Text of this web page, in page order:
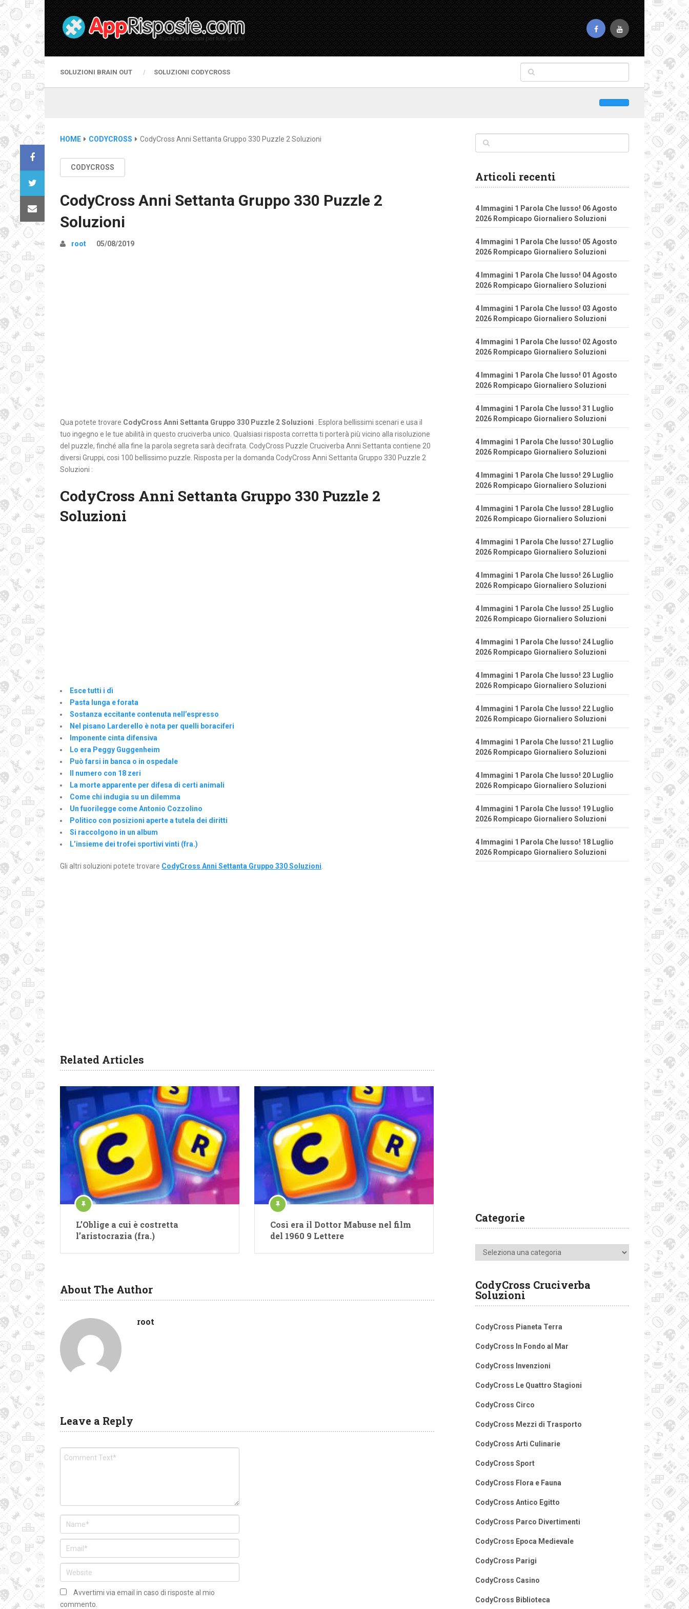
SOLUZIONI BRAIN OUT SOLUZIONI CODYCROSS
HOME CODYCROSS CodyCross Anni Settanta Gruppo 330 Puzzle 2 Soluzioni
CODYCROSS
CodyCross Anni Settanta Gruppo 330 Puzzle 2
Soluzioni
root 05/08/2019
Qua potete trovare CodyCross Anni Settanta Gruppo 330 Puzzle 2 Soluzioni
. Esplora bellissimi scenari e usa il
tuo ingegno e le tue abilità in questo cruciverba unico. Qualsiasi risposta corretta ti porterà più vicino alla risoluzione
del puzzle, finché alla fine la parola segreta sarà decifrata. CodyCross Puzzle Cruciverba Anni Settanta contiene 20
diversi Gruppi, cosi 100 bellissimo puzzle. Risposta per la domanda CodyCross Anni Settanta Gruppo 330 Puzzle 2
Soluzioni :
CodyCross Anni Settanta Gruppo 330 Puzzle 2
Soluzioni
Esce tutti i dì
Pasta lunga e forata
Sostanza eccitante contenuta nell’espresso
Nel pisano Larderello è nota per quelli boraciferi
Imponente cinta difensiva
Lo era Peggy Guggenheim
Può farsi in banca o in ospedale
Il numero con 18 zeri
La morte apparente per difesa di certi animali
Come chi indugia su un dilemma
Un fuorilegge come Antonio Cozzolino
Politico con posizioni aperte a tutela dei diritti
Si raccolgono in un album
L’insieme dei trofei sportivi vinti (fra.)
Gli altri soluzioni potete trovare CodyCross Anni Settanta Gruppo 330 Soluzioni
Related Articles
L’Oblige a cui è costretta
l’aristocrazia (fra.)
Così era il Dottor Mabuse nel film
del 1960 9 Lettere
About The Author
root
Leave a Reply
Avvertimi via email in caso di risposte al mio
commento.
Articoli recenti
4 Immagini 1 Parola Che lusso! 06 Agosto
2026 Rompicapo Giornaliero Soluzioni
4 Immagini 1 Parola Che lusso! 05 Agosto
2026 Rompicapo Giornaliero Soluzioni
4 Immagini 1 Parola Che lusso! 04 Agosto
2026 Rompicapo Giornaliero Soluzioni
4 Immagini 1 Parola Che lusso! 03 Agosto
2026 Rompicapo Giornaliero Soluzioni
4 Immagini 1 Parola Che lusso! 02 Agosto
2026 Rompicapo Giornaliero Soluzioni
4 Immagini 1 Parola Che lusso! 01 Agosto
2026 Rompicapo Giornaliero Soluzioni
4 Immagini 1 Parola Che lusso! 31 Luglio
2026 Rompicapo Giornaliero Soluzioni
4 Immagini 1 Parola Che lusso! 30 Luglio
2026 Rompicapo Giornaliero Soluzioni
4 Immagini 1 Parola Che lusso! 29 Luglio
2026 Rompicapo Giornaliero Soluzioni
4 Immagini 1 Parola Che lusso! 28 Luglio
2026 Rompicapo Giornaliero Soluzioni
4 Immagini 1 Parola Che lusso! 27 Luglio
2026 Rompicapo Giornaliero Soluzioni
4 Immagini 1 Parola Che lusso! 26 Luglio
2026 Rompicapo Giornaliero Soluzioni
4 Immagini 1 Parola Che lusso! 25 Luglio
2026 Rompicapo Giornaliero Soluzioni
4 Immagini 1 Parola Che lusso! 24 Luglio
2026 Rompicapo Giornaliero Soluzioni
4 Immagini 1 Parola Che lusso! 23 Luglio
2026 Rompicapo Giornaliero Soluzioni
4 Immagini 1 Parola Che lusso! 22 Luglio
2026 Rompicapo Giornaliero Soluzioni
4 Immagini 1 Parola Che lusso! 21 Luglio
2026 Rompicapo Giornaliero Soluzioni
4 Immagini 1 Parola Che lusso! 20 Luglio
2026 Rompicapo Giornaliero Soluzioni
4 Immagini 1 Parola Che lusso! 19 Luglio
2026 Rompicapo Giornaliero Soluzioni
4 Immagini 1 Parola Che lusso! 18 Luglio
2026 Rompicapo Giornaliero Soluzioni
Categorie
Categorie
CodyCross Cruciverba
Soluzioni
CodyCross Pianeta Terra
CodyCross In Fondo al Mar
CodyCross Invenzioni
CodyCross Le Quattro Stagioni
CodyCross Circo
CodyCross Mezzi di Trasporto
CodyCross Arti Culinarie
CodyCross Sport
CodyCross Flora e Fauna
CodyCross Antico Egitto
CodyCross Parco Divertimenti
CodyCross Epoca Medievale
CodyCross Parigi
CodyCross Casino
CodyCross Biblioteca